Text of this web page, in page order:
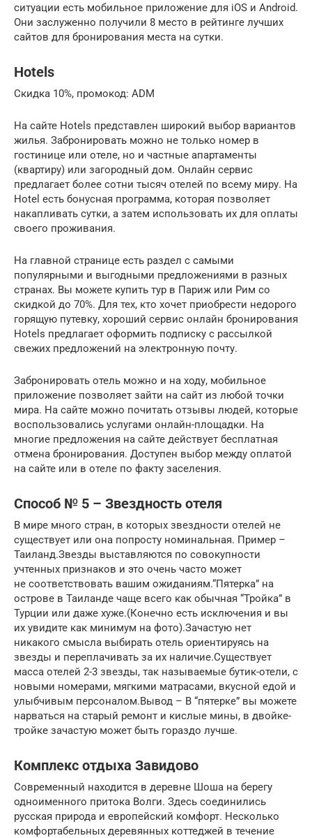
ситуации есть мобильное приложение для iOS и Android.
Они заслуженно получили 8 место в рейтинге лучших
сайтов для бронирования места на сутки.
Hotels
Скидка 10%, промокод: ADM
На сайте Hotels представлен широкий выбор вариантов
жилья. Забронировать можно не только номер в
гостинице или отеле, но и частные апартаменты
(квартиру) или загородный дом. Онлайн сервис
предлагает более сотни тысяч отелей по всему миру. На
Hotel есть бонусная программа, которая позволяет
накапливать сутки, а затем использовать их для оплаты
своего проживания.
На главной странице есть раздел с самыми
популярными и выгодными предложениями в разных
странах. Вы можете купить тур в Париж или Рим со
скидкой до 70%. Для тех, кто хочет приобрести недорого
горящую путевку, хороший сервис онлайн бронирования
Hotels предлагает оформить подписку с рассылкой
свежих предложений на электронную почту.
Забронировать отель можно и на ходу, мобильное
приложение позволяет зайти на сайт из любой точки
мира. На сайте можно почитать отзывы людей, которые
воспользовались услугами онлайн-площадки. На
многие предложения на сайте действует бесплатная
отмена бронирования. Доступен выбор между оплатой
на сайте или в отеле по факту заселения.
Способ № 5 – Звездность отеля
В мире много стран, в которых звездности отелей не
существует или она попросту номинальная. Пример –
Таиланд.Звезды выставляются по совокупности
учтенных признаков и это очень часто может
не соответствовать вашим ожиданиям.“Пятерка” на
острове в Таиланде чаще всего как обычная “Тройка” в
Турции или даже хуже.(Конечно есть исключения и вы
их увидите как минимум на фото).Зачастую нет
никакого смысла выбирать отель ориентируясь на
звезды и переплачивать за их наличие.Существует
масса отелей 2-3 звезды, так называемые бутик-отели, с
новыми номерами, мягкими матрасами, вкусной едой и
улыбчивым персоналом.Вывод – В “пятерке” вы можете
нарваться на старый ремонт и кислые мины, в двойке-
тройке зачастую может быть гораздо лучше.
Комплекс отдыха Завидово
Современный находится в деревне Шоша на берегу
одноименного притока Волги. Здесь соединились
русская природа и европейский комфорт. Несколько
комфортабельных деревянных коттеджей в течение